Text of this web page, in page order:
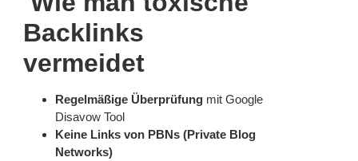
Backlinks
vermeidet
Regelmäßige Überprüfung mit Google
Disavow Tool
Keine Links von PBNs (Private Blog
Networks)